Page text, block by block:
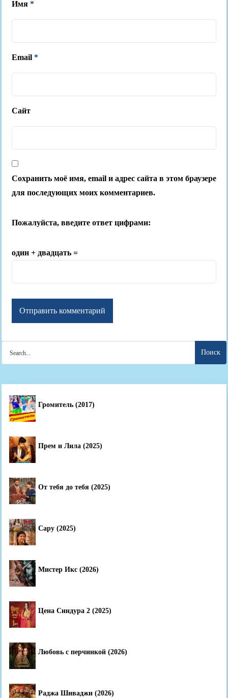
Имя *
Email *
Сайт
Сохранить моё имя, email и адрес сайта в этом браузере
для последующих моих комментариев.
Пожалуйста, введите ответ цифрами:
один + двадцать =
for:
Громитель (2017)
Прем и Лила (2025)
От тебя до тебя (2025)
Сару (2025)
Мистер Икс (2026)
Цена Синдура 2 (2025)
Любовь с перчинкой (2026)
Раджа Шиваджи (2026)